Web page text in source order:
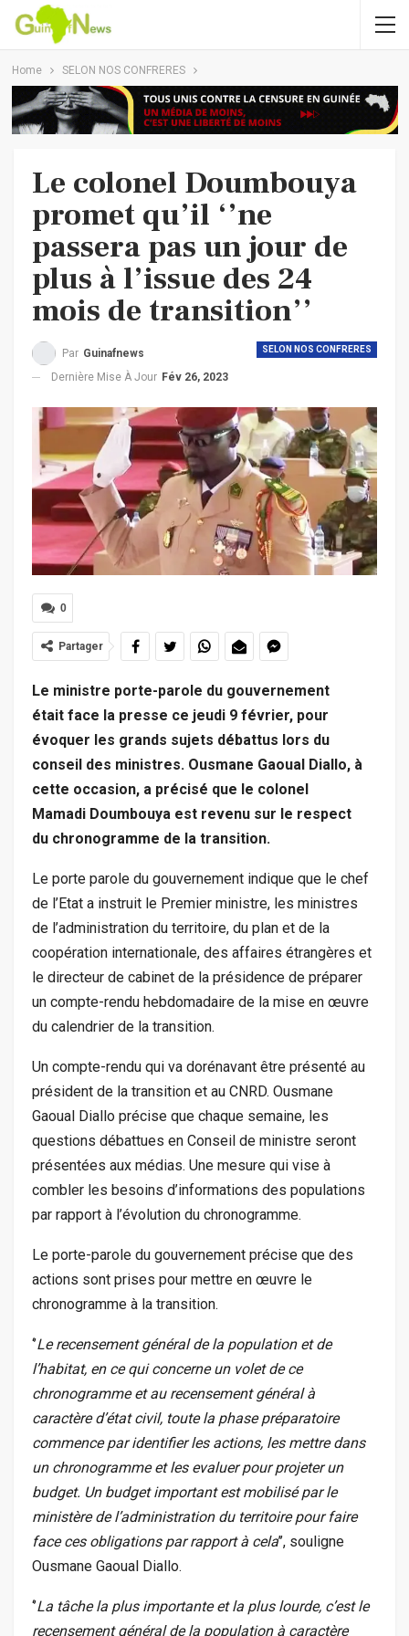
Home SELON NOS CONFRERES
Le colonel Doumbouya
promet qu’il ‘’ne
passera pas un jour de
plus à l’issue des 24
mois de transition’’
SELON NOS CONFRERES
Par Guinafnews
Dernière Mise À Jour Fév 26, 2023
0
Partager
Le ministre porte-parole du gouvernement
était face la presse ce jeudi 9 février, pour
évoquer les grands sujets débattus lors du
conseil des ministres. Ousmane Gaoual Diallo, à
cette occasion, a précisé que le colonel
Mamadi Doumbouya est revenu sur le respect
du chronogramme de la transition.
Le porte parole du gouvernement indique que le chef
de l’Etat a instruit le Premier ministre, les ministres
de l’administration du territoire, du plan et de la
coopération internationale, des affaires étrangères et
le directeur de cabinet de la présidence de préparer
un compte-rendu hebdomadaire de la mise en œuvre
du calendrier de la transition.
Un compte-rendu qui va dorénavant être présenté au
président de la transition et au CNRD. Ousmane
Gaoual Diallo précise que chaque semaine, les
questions débattues en Conseil de ministre seront
présentées aux médias. Une mesure qui vise à
combler les besoins d’informations des populations
par rapport à l’évolution du chronogramme.
Le porte-parole du gouvernement précise que des
actions sont prises pour mettre en œuvre le
chronogramme à la transition.
‘’Le recensement général de la population et de
l’habitat, en ce qui concerne un volet de ce
chronogramme et au recensement général à
caractère d’état civil, toute la phase préparatoire
commence par identifier les actions, les mettre dans
un chronogramme et les evaluer pour projeter un
budget. Un budget important est mobilisé par le
ministère de l’administration du territoire pour faire
face ces obligations par rapport à cela’’, souligne
Ousmane Gaoual Diallo.
‘’La tâche la plus importante et la plus lourde, c’est le
recensement général de la population à caractère